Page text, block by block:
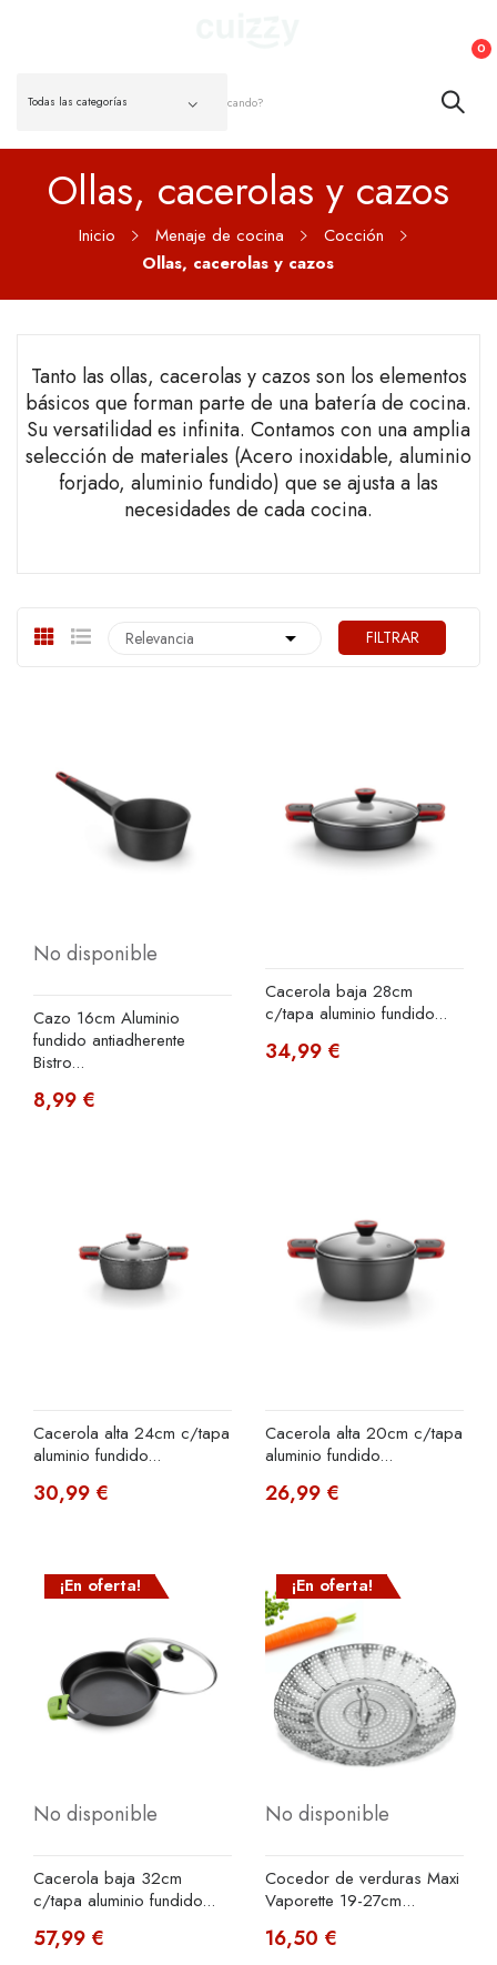
0
Ollas, cacerolas y cazos
Inicio Menaje de cocina
Cocción
Ollas, cacerolas y cazos
Tanto las ollas, cacerolas y cazos son los elementos
básicos que forman parte de una batería de cocina.
Su versatilidad es infinita. Contamos con una amplia
selección de materiales (Acero inoxidable, aluminio
forjado, aluminio fundido) que se ajusta a las
necesidades de cada cocina.
Relevancia  FILTRAR
No disponible
Cazo 16cm Aluminio
fundido antiadherente
Bistro...
8,99 €
Cacerola baja 28cm
c/tapa aluminio fundido...
34,99 €
Cacerola alta 24cm c/tapa
aluminio fundido...
30,99 €
Cacerola alta 20cm c/tapa
aluminio fundido...
26,99 €
¡En oferta!
No disponible
Cacerola baja 32cm
c/tapa aluminio fundido...
57,99 €
¡En oferta!
No disponible
Cocedor de verduras Maxi
Vaporette 19-27cm...
16,50 €